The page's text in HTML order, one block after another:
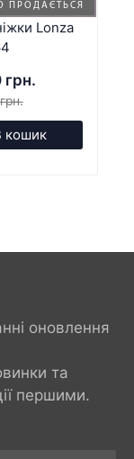
ПРОДАЄТЬСЯ
Lonza
грн.
кошик
оновлення
та
першими.